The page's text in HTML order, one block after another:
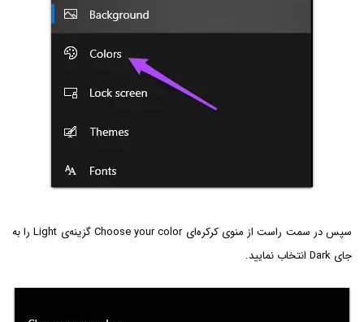
سپس در سمت راست از منوی کرکره‌ای Choose your color گزینه‌ی Light را به
جای Dark انتخاب نمایید.